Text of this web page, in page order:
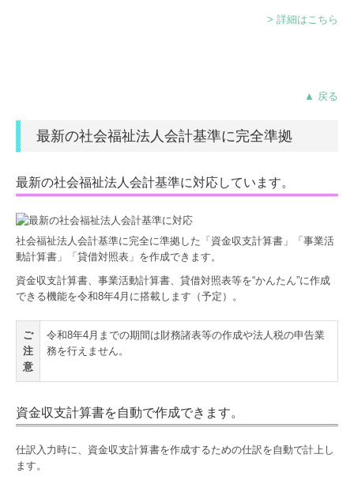
> 詳細はこちら
▲ 戻る
最新の社会福祉法人会計基準に完全準拠
最新の社会福祉法人会計基準に対応しています。
社会福祉法人会計基準に完全に準拠した「資金収支計算書」「事業活
動計算書」「貸借対照表」を作成できます。
資金収支計算書、事業活動計算書、貸借対照表等を“かんたん”に作成
できる機能を令和8年4月に搭載します（予定）。
ご
注
意
令和8年4月までの期間は財務諸表等の作成や法人税の申告業
務を行えません。
資金収支計算書を自動で作成できます。
仕訳入力時に、資金収支計算書を作成するための仕訳を自動で計上し
ます。